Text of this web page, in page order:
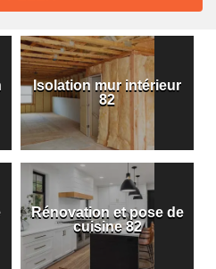
Isolation mur intérieur
82
Rénovation et pose de
cuisine 82